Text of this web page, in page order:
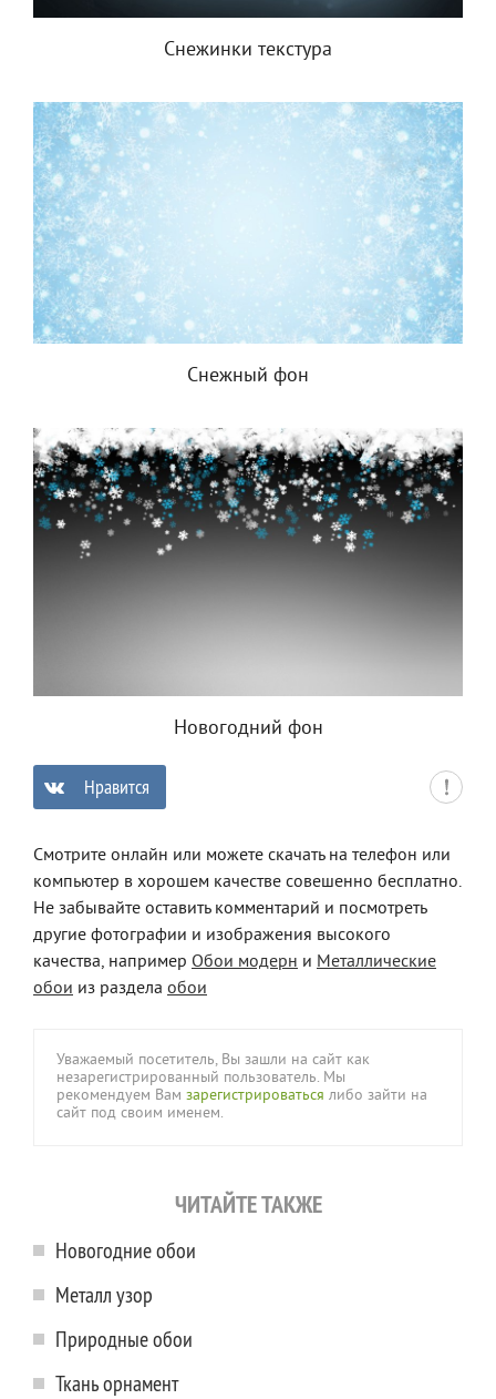
Снежинки текстура
Снежный фон
Новогодний фон
Нравится
Смотрите онлайн или можете скачать на телефон или
компьютер в хорошем качестве совешенно бесплатно.
Не забывайте оставить комментарий и посмотреть
другие фотографии и изображения высокого
качества, например Обои модерн и Металлические
обои из раздела обои
Уважаемый посетитель, Вы зашли на сайт как
незарегистрированный пользователь. Мы
рекомендуем Вам зарегистрироваться либо зайти на
сайт под своим именем.
ЧИТАЙТЕ ТАКЖЕ
Новогодние обои
Металл узор
Природные обои
Ткань орнамент